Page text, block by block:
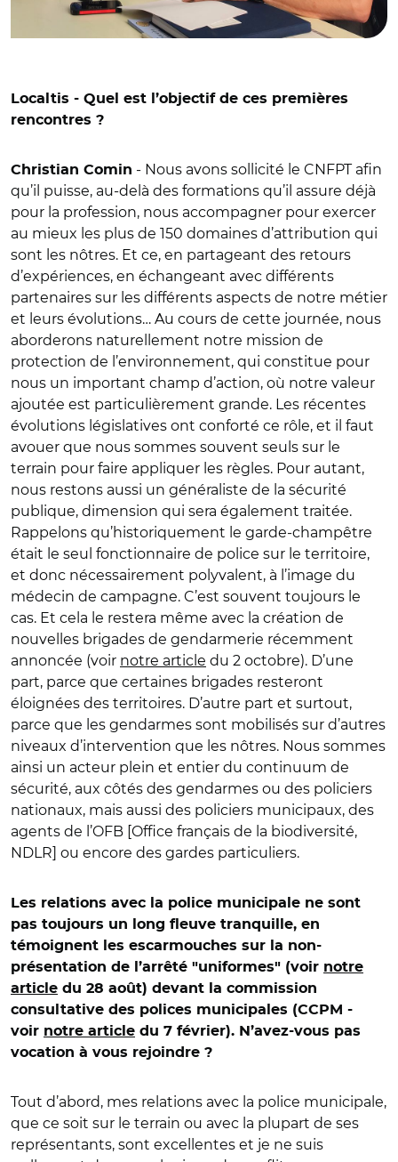
Localtis - Quel est l’objectif de ces premières
rencontres ?
Christian Comin - Nous avons sollicité le CNFPT afin
qu’il puisse, au-delà des formations qu’il assure déjà
pour la profession, nous accompagner pour exercer
au mieux les plus de 150 domaines d’attribution qui
sont les nôtres. Et ce, en partageant des retours
d’expériences, en échangeant avec différents
partenaires sur les différents aspects de notre métier
et leurs évolutions… Au cours de cette journée, nous
aborderons naturellement notre mission de
protection de l’environnement, qui constitue pour
nous un important champ d’action, où notre valeur
ajoutée est particulièrement grande. Les récentes
évolutions législatives ont conforté ce rôle, et il faut
avouer que nous sommes souvent seuls sur le
terrain pour faire appliquer les règles. Pour autant,
nous restons aussi un généraliste de la sécurité
publique, dimension qui sera également traitée.
Rappelons qu’historiquement le garde-champêtre
était le seul fonctionnaire de police sur le territoire,
et donc nécessairement polyvalent, à l’image du
médecin de campagne. C’est souvent toujours le
cas. Et cela le restera même avec la création de
nouvelles brigades de gendarmerie récemment
annoncée (voir notre article du 2 octobre). D’une
part, parce que certaines brigades resteront
éloignées des territoires. D’autre part et surtout,
parce que les gendarmes sont mobilisés sur d’autres
niveaux d’intervention que les nôtres. Nous sommes
ainsi un acteur plein et entier du continuum de
sécurité, aux côtés des gendarmes ou des policiers
nationaux, mais aussi des policiers municipaux, des
agents de l’OFB [Office français de la biodiversité,
NDLR] ou encore des gardes particuliers.
Les relations avec la police municipale ne sont
pas toujours un long fleuve tranquille, en
témoignent les escarmouches sur la non-
présentation de l’arrêté "uniformes" (voir notre
article du 28 août) devant la commission
consultative des polices municipales (CCPM -
voir notre article du 7 février). N’avez-vous pas
vocation à vous rejoindre ?
Tout d’abord, mes relations avec la police municipale,
que ce soit sur le terrain ou avec la plupart de ses
représentants, sont excellentes et je ne suis